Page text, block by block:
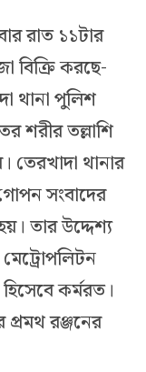
রাত ১১টার
বিক্রি করছে-
থানা পুলিশ
শরীর তল্লাশি
তেরখাদা থানার
সংবাদের
তার উদ্দেশ্য
কর্মরত।
প্রমথ রঞ্জনের